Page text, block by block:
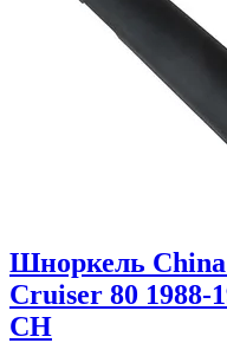
Шноркель
Cruiser 80 1988-
CH